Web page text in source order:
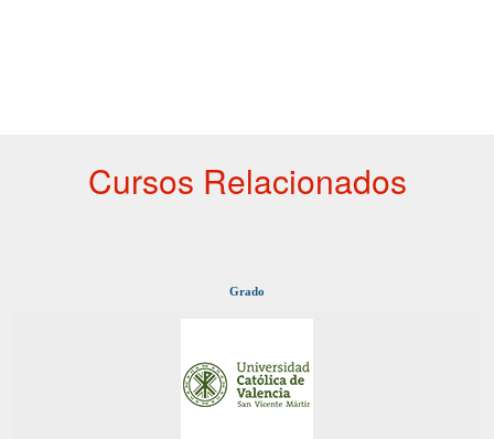
Cursos Relacionados
Grado